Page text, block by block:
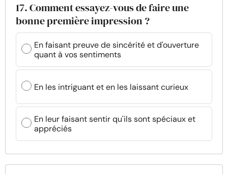
17. Comment essayez-vous de faire une
bonne première impression ?
En faisant preuve de sincérité et d'ouverture
quant à vos sentiments
En les intriguant et en les laissant curieux
En leur faisant sentir qu'ils sont spéciaux et
appréciés